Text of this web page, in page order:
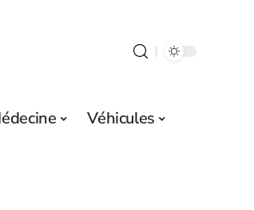
Véhicules